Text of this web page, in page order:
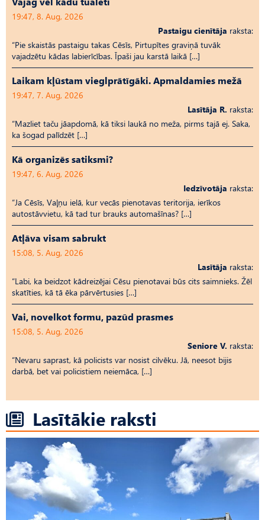
19:47, 8. Aug, 2026
Pastaigu cienītāja raksta:
“Pie skaistās pastaigu takas Cēsīs, Pirtupītes graviņā tuvāk
vajadzētu kādas labierīcības. Īpaši jau karstā laikā […]
Laikam kļūstam vieglprātīgāki. Apmaldamies mežā
19:47, 7. Aug, 2026
Lasītāja R. raksta:
“Mazliet taču jāapdomā, kā tiksi laukā no meža, pirms tajā ej. Saka,
ka šogad palīdzēt […]
Kā organizēs satiksmi?
19:47, 6. Aug, 2026
Iedzīvotāja raksta:
“Ja Cēsīs, Vaļņu ielā, kur vecās pienotavas teritorija, ierīkos
autostāvvietu, kā tad tur brauks automašīnas? […]
Atļāva visam sabrukt
15:08, 5. Aug, 2026
Lasītāja raksta:
“Labi, ka beidzot kādreizējai Cēsu pienotavai būs cits saimnieks. Žēl
skatīties, kā tā ēka pārvērtusies […]
Vai, novelkot formu, pazūd prasmes
15:08, 5. Aug, 2026
Seniore V. raksta:
“Nevaru saprast, kā policists var nosist cilvēku. Jā, neesot bijis
darbā, bet vai policistiem neiemāca, […]
Lasītākie raksti